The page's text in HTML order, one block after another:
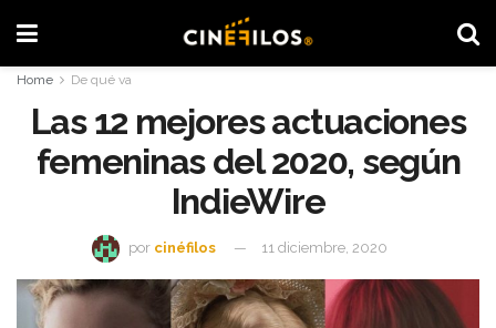
Home De qué va
Las 12 mejores actuaciones
femeninas del 2020, según
IndieWire
por cinéfilos 11 diciembre, 2020